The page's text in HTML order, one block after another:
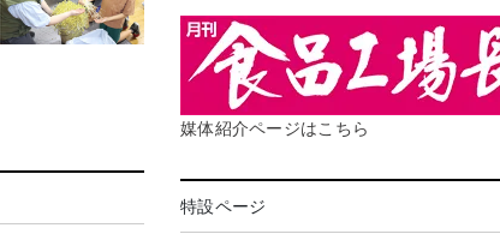
媒体紹介ページはこちら
特設ページ